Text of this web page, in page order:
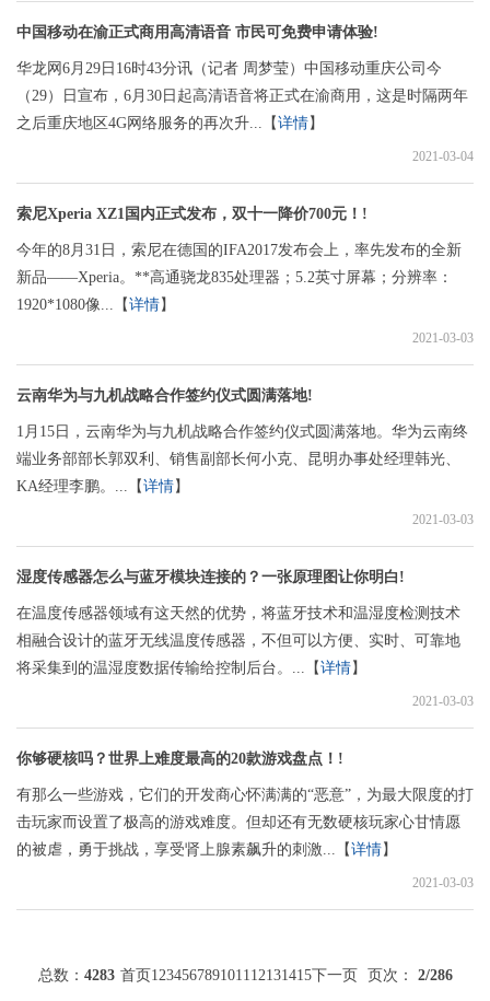
中国移动在渝正式商用高清语音 市民可免费申请体验!
华龙网6月29日16时43分讯（记者 周梦莹）中国移动重庆公司今
（29）日宣布，6月30日起高清语音将正式在渝商用，这是时隔两年
之后重庆地区4G网络服务的再次升...【详情】
2021-03-04
索尼Xperia XZ1国内正式发布，双十一降价700元！!
今年的8月31日，索尼在德国的IFA2017发布会上，率先发布的全新
新品——Xperia。**高通骁龙835处理器；5.2英寸屏幕；分辨率：
1920*1080像...【详情】
2021-03-03
云南华为与九机战略合作签约仪式圆满落地!
1月15日，云南华为与九机战略合作签约仪式圆满落地。华为云南终
端业务部部长郭双利、销售副部长何小克、昆明办事处经理韩光、
KA经理李鹏。...【详情】
2021-03-03
湿度传感器怎么与蓝牙模块连接的？一张原理图让你明白!
在温度传感器领域有这天然的优势，将蓝牙技术和温湿度检测技术
相融合设计的蓝牙无线温度传感器，不但可以方便、实时、可靠地
将采集到的温湿度数据传输给控制后台。...【详情】
2021-03-03
你够硬核吗？世界上难度最高的20款游戏盘点！!
有那么一些游戏，它们的开发商心怀满满的“恶意”，为最大限度的打
击玩家而设置了极高的游戏难度。但却还有无数硬核玩家心甘情愿
的被虐，勇于挑战，享受肾上腺素飙升的刺激...【详情】
2021-03-03
总数： 4283 首页123456789101112131415下一页 页次： 2/286